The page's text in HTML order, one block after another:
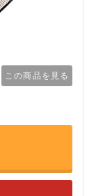
この商品を見る